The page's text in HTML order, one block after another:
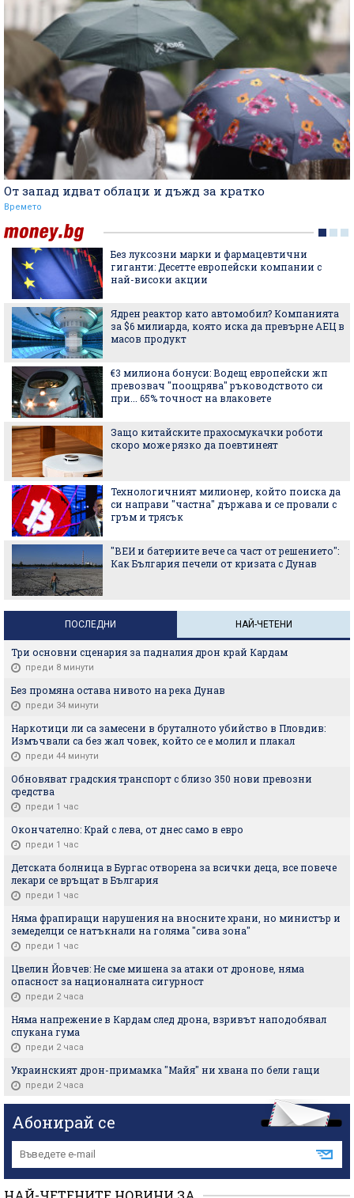
От запад идват облаци и дъжд за кратко
Времето
Без луксозни марки и фармацевтични
гиганти: Десетте европейски компании с
най-високи акции
Ядрен реактор като автомобил? Компанията
за $6 милиарда, която иска да превърне АЕЦ в
масов продукт
€3 милиона бонуси: Водещ европейски жп
превозвач "поощрява" ръководството си
при... 65% точност на влаковете
Защо китайските прахосмукачки роботи
скоро може рязко да поевтинеят
Технологичният милионер, който поиска да
си направи "частна" държава и се провали с
гръм и трясък
"ВЕИ и батериите вече са част от решението":
Как България печели от кризата с Дунав
ПОСЛЕДНИ НАЙ-ЧЕТЕНИ
Три основни сценария за падналия дрон край Кардам
преди 8 минути
Без промяна остава нивото на река Дунав
преди 34 минути
Наркотици ли са замесени в бруталното убийство в Пловдив:
Измъчвали са без жал човек, който се е молил и плакал
преди 44 минути
Обновяват градския транспорт с близо 350 нови превозни
средства
преди 1 час
Окончателно: Край с лева, от днес само в евро
преди 1 час
Детската болница в Бургас отворена за всички деца, все повече
лекари се връщат в България
преди 1 час
Няма фрапиращи нарушения на вносните храни, но министър и
земеделци се натъкнали на голяма "сива зона"
преди 1 час
Цвелин Йовчев: Не сме мишена за атаки от дронове, няма
опасност за националната сигурност
преди 2 часа
Няма напрежение в Кардам след дрона, взривът наподобявал
спукана гума
преди 2 часа
Украинският дрон-примамка "Майя" ни хвана по бели гащи
преди 2 часа
Абонирай се